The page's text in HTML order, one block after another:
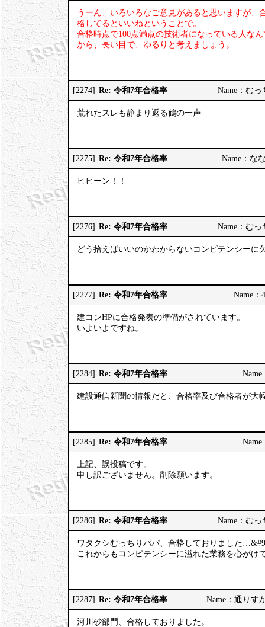
うーん、いろいろなご意見があると思いますが
格してるといいねということで。
合格時点で100点満点の技術者になっている人な
から、長い目で、ゆるりと考えましょう。
[2274] Re: 令和7年合格率 Name：む
荒れたスレも静まり返る鶴の一声
[2275] Re: 令和7年合格率 Name：な
ヒヒーン！！
[2276] Re: 令和7年合格率 Name：む
どう拾えばいいのかわからないコンピテンシーに
[2277] Re: 令和7年合格率 Name
建コンHPに合格発表の準備がされています。
いよいよですね。
[2284] Re: 令和7年合格率
建設通信新聞の情報だと、合格率及び合格者が大
[2285] Re: 令和7年合格率
上記、誤投稿です。
申し訳ございません。削除願います。
[2286] Re: 令和7年合格率 Name：む
ワタクシむっちりパパ、合格しておりました
これからもコンピテンシーに溢れた業務を心がけ
[2287] Re: 令和7年合格率 Name：通りす
河川砂部門、合格しておりました。